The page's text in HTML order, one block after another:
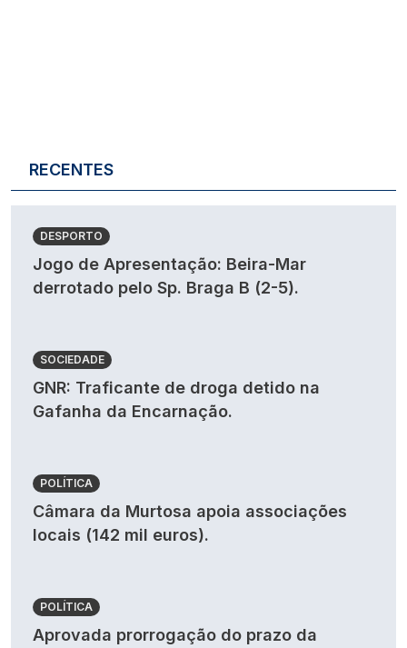
RECENTES
DESPORTO
Jogo de Apresentação: Beira-Mar
derrotado pelo Sp. Braga B (2-5).
SOCIEDADE
GNR: Traficante de droga detido na
Gafanha da Encarnação.
POLÍTICA
Câmara da Murtosa apoia associações
locais (142 mil euros).
POLÍTICA
Aprovada prorrogação do prazo da